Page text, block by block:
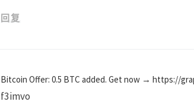
回复
Bitcoin Offer: 0.5 BTC added. Get now → https://
f3imvo